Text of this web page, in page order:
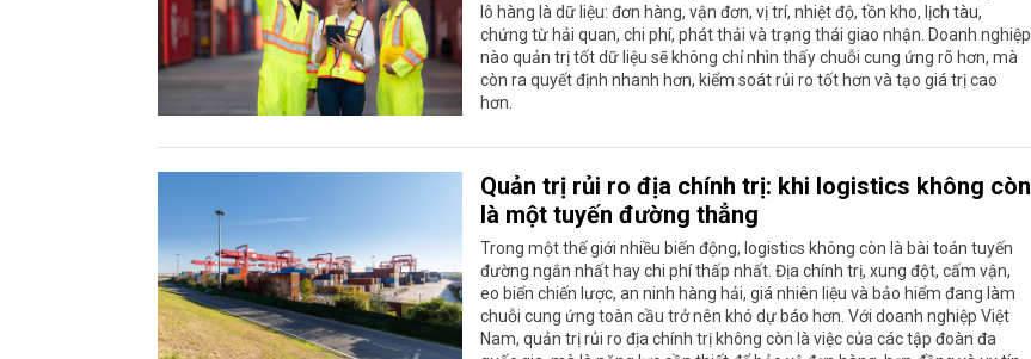
lô hàng là dữ liệu: đơn hàng, vận đơn, vị trí, nhiệt độ, tồn kho, lịch tàu,
chứng từ hải quan, chi phí, phát thải và trạng thái giao nhận. Doanh nghiệp
nào quản trị tốt dữ liệu sẽ không chỉ nhìn thấy chuỗi cung ứng rõ hơn, mà
còn ra quyết định nhanh hơn, kiểm soát rủi ro tốt hơn và tạo giá trị cao
hơn.
Quản trị rủi ro địa chính trị: khi logistics không còn
là một tuyến đường thẳng
Trong một thế giới nhiều biến động, logistics không còn là bài toán tuyến
đường ngắn nhất hay chi phí thấp nhất. Địa chính trị, xung đột, cấm vận,
eo biển chiến lược, an ninh hàng hải, giá nhiên liệu và bảo hiểm đang làm
chuỗi cung ứng toàn cầu trở nên khó dự báo hơn. Với doanh nghiệp Việt
Nam, quản trị rủi ro địa chính trị không còn là việc của các tập đoàn đa